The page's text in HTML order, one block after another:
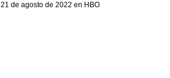
21 de agosto de 2022 en HBO